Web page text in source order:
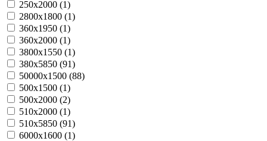
250х2000 (1)
2800х1800 (1)
360х1950 (1)
360х2000 (1)
3800х1550 (1)
380х5850 (91)
50000х1500 (88)
500х1500 (1)
500х2000 (2)
510х2000 (1)
510х5850 (91)
6000х1600 (1)